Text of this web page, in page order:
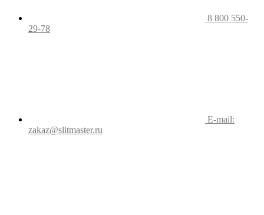
8 800 550-
29-78
E-mail:
zakaz@slitmaster.ru